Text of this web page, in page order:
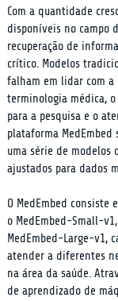
Com a quantidade
disponíveis no campo
recuperação de
crítico. Modelos
falham em lidar com a
terminologia médica,
para a pesquisa e o
plataforma MedEmbed
uma série de modelos
ajustados para dados
O MedEmbed consiste
o MedEmbed-Small-
MedEmbed-Large-v1,
atender a diferentes
na área da saúde.
de aprendizado de